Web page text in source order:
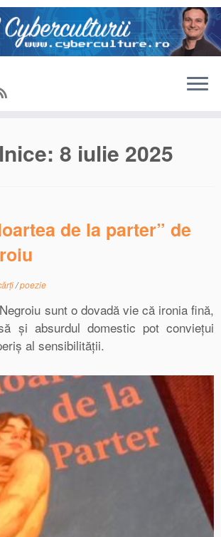
8 iulie 2025
de la parter” de
/poezie
sunt o dovadă vie că ironia fină,
și absurdul domestic pot conviețui
al sensibilității.